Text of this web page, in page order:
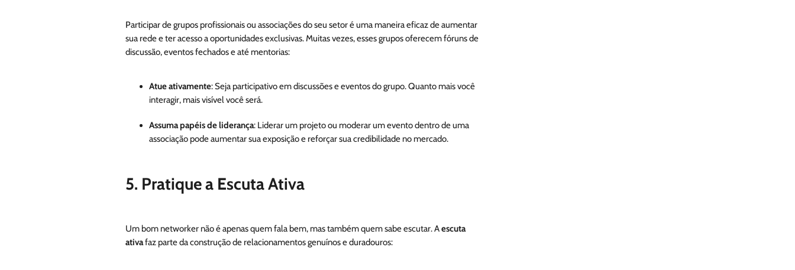
Participar de grupos profissionais ou associações do seu setor é uma maneira eficaz de aumentar
sua rede e ter acesso a oportunidades exclusivas. Muitas vezes, esses grupos oferecem fóruns de
discussão, eventos fechados e até mentorias:
Atue ativamente: Seja participativo em discussões e eventos do grupo. Quanto mais você
interagir, mais visível você será.
Assuma papéis de liderança: Liderar um projeto ou moderar um evento dentro de uma
associação pode aumentar sua exposição e reforçar sua credibilidade no mercado.
5. Pratique a Escuta Ativa
Um bom networker não é apenas quem fala bem, mas também quem sabe escutar. Aescuta
ativafaz parte da construção de relacionamentos genuínos e duradouros: